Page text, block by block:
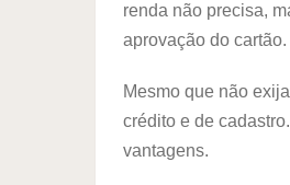
renda não precisa,
aprovação do cartão.
Mesmo que não
crédito e de
vantagens.